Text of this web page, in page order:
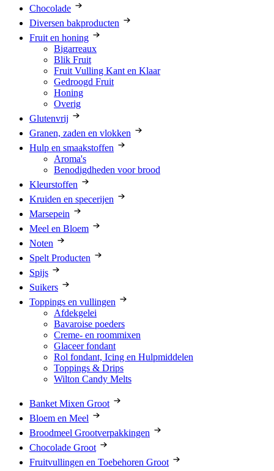
Chocolade
Diversen bakproducten
Fruit en honing
Bigarreaux
Blik Fruit
Fruit Vulling Kant en Klaar
Gedroogd Fruit
Honing
Overig
Glutenvrij
Granen, zaden en vlokken
Hulp en smaakstoffen
Aroma's
Benodigdheden voor brood
Kleurstoffen
Kruiden en specerijen
Marsepein
Meel en Bloem
Noten
Spelt Producten
Spijs
Suikers
Toppings en vullingen
Afdekgelei
Bavaroise poeders
Creme- en roommixen
Glaceer fondant
Rol fondant, Icing en Hulpmiddelen
Toppings & Drips
Wilton Candy Melts
Banket Mixen Groot
Bloem en Meel
Broodmeel Grootverpakkingen
Chocolade Groot
Fruitvullingen en Toebehoren Groot